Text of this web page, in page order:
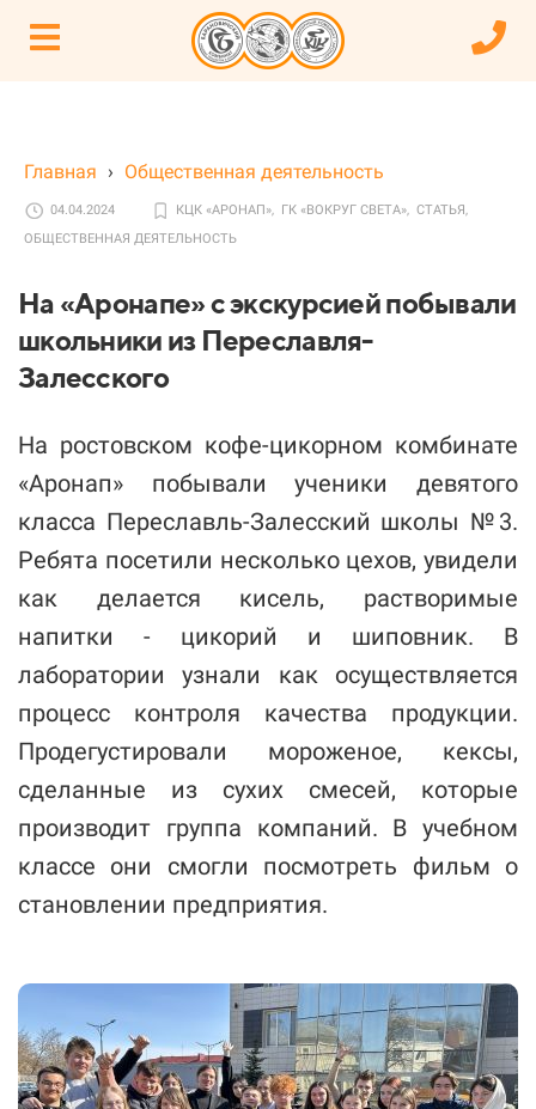
Главная › Общественная деятельность
04.04.2024 КЦК «АРОНАП», ГК «ВОКРУГ СВЕТА», СТАТЬЯ,
ОБЩЕСТВЕННАЯ ДЕЯТЕЛЬНОСТЬ
На «Аронапе» с экскурсией побывали
школьники из Переславля-
Залесского
На ростовском кофе-цикорном комбинате
«Аронап» побывали ученики девятого
класса Переславль-Залесский школы №3.
Ребята посетили несколько цехов, увидели
как делается кисель, растворимые
напитки - цикорий и шиповник. В
лаборатории узнали как осуществляется
процесс контроля качества продукции.
Продегустировали мороженое, кексы,
сделанные из сухих смесей, которые
производит группа компаний. В учебном
классе они смогли посмотреть фильм о
становлении предприятия.